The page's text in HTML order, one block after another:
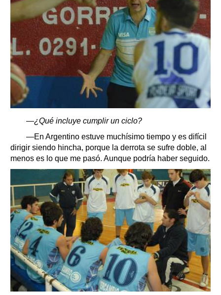
—¿Qué incluye cumplir un ciclo?
—En Argentino estuve muchísimo tiempo y es difícil
dirigir siendo hincha, porque la derrota se sufre doble, al
menos es lo que me pasó. Aunque podría haber seguido.